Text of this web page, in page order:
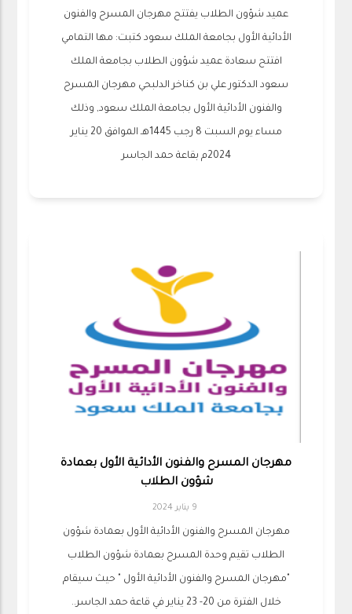
عميد شؤون الطلاب يفتتح مهرجان المسرح والفنون
الأدائية الأول بجامعة الملك سعود كتبت: مها التمامي
افتتح سعادة عميد شؤون الطلاب بجامعة الملك
سعود الدكتور علي بن كناخر الدلبحي مهرجان المسرح
والفنون الأدائية الأول بجامعة الملك سعود, وذلك
مساء يوم السبت 8 رجب 1445هـ الموافق 20 يناير
2024م بقاعة حمد الجاسر
مهرجان المسرح والفنون الأدائية الأول بعمادة
شؤون الطلاب
9 يناير 2024
مهرجان المسرح والفنون الأدائية الأول بعمادة شؤون
الطلاب تقيم وحدة المسرح بعمادة شؤون الطلاب
"مهرجان المسرح والفنون الأدائية الأول " حيث سيقام
خلال الفترة من 20- 23 يناير في قاعة حمد الجاسر..